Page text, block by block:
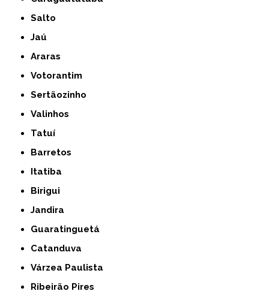
Salto
Jaú
Araras
Votorantim
Sertãozinho
Valinhos
Tatuí
Barretos
Itatiba
Birigui
Jandira
Guaratinguetá
Catanduva
Várzea Paulista
Ribeirão Pires